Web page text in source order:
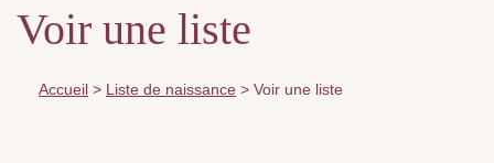
Voir une liste
Accueil > Liste de naissance > Voir une liste